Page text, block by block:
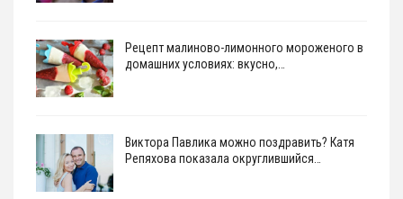
Рецепт малиново-лимонного мороженого в
домашних условиях: вкусно,…
Виктора Павлика можно поздравить? Катя
Репяхова показала округлившийся…